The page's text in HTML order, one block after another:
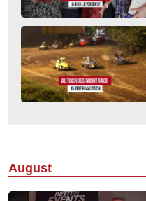
August